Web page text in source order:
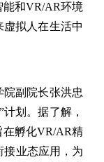
能和VR/AR环境
拟人在生活中
副院长张洪忠
划。据了解，
在孵化VR/AR精
接业态应用，为